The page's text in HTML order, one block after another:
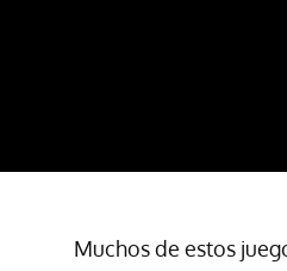
Muchos de estos